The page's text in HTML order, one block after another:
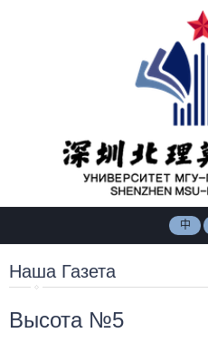
中
Наша Газета
Высота №5